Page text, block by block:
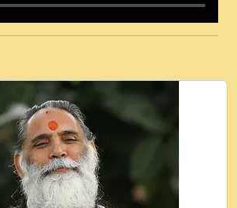
मर हथ र मह वदवन पहच दय! मह जन
Bhajan - New Bhajan 2020
ज्ञान पाया मैं बड़ी मस्ती में हूँ । 2018 -
Ratan Ji Rasik.mp3
द सनव मड उतत सर रख क, नल रव त
उतत हथ रख द!.mp3